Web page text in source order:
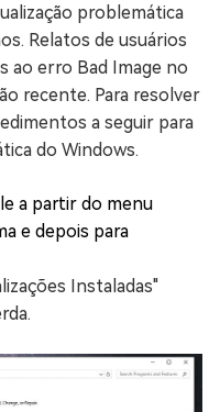
problemática
Relatos de usuários
ao erro Bad Image no
recente. Para resolver
a seguir para
do Windows.
a partir do menu
e depois para
Instaladas"